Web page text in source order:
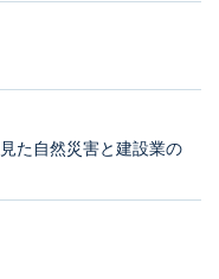
た自然災害と建設業の